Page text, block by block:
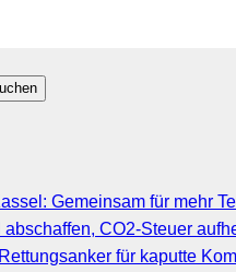
Gemeinsam für mehr
CO2-Steuer
für kaputte